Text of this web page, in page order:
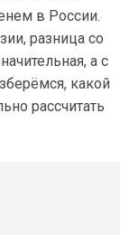
в России.
разница со
а с
какой
рассчитать